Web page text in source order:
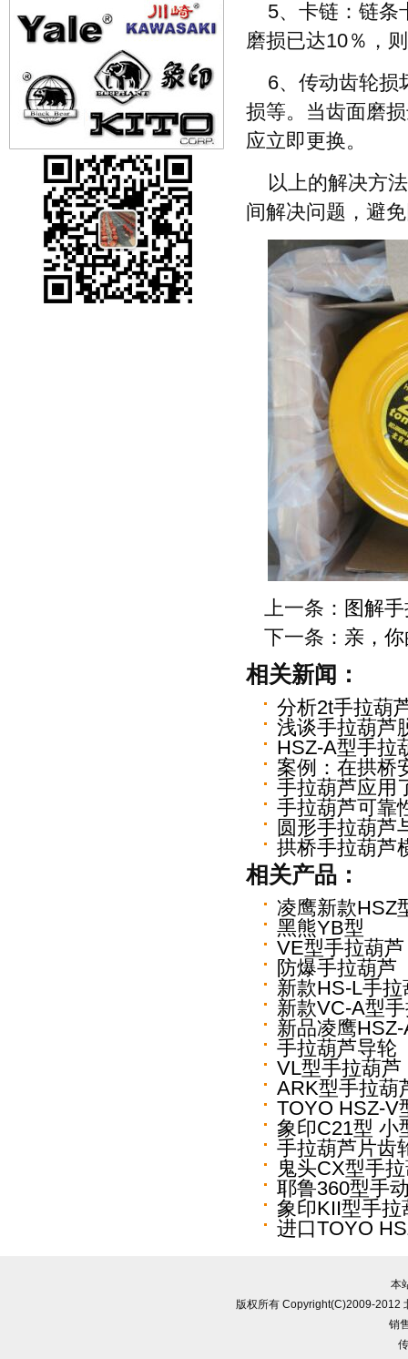
5、卡链：链条
磨损已达10％，
6、传动齿轮损
损等。当齿面磨
应立即更换。
以上的解决方
间解决问题，避
上一条： 图解
下一条： 亲，
相关新闻：
分析2t手拉葫
浅谈手拉葫芦
HSZ-A型手拉
案例：在拱桥
手拉葫芦应用
手拉葫芦可靠
圆形手拉葫芦
拱桥手拉葫芦
相关产品：
凌鹰新款HSZ
黑熊YB型
VE型手拉葫芦
防爆手拉葫芦
新款HS-L手拉
新款VC-A型
新品凌鹰
手拉葫芦导轮
VL型手拉葫芦
ARK型手拉葫
TOYO HSZ-V
象印C21型 小
手拉葫芦片齿
鬼头CX型手
耶鲁360型手
象印KII型手拉
进口TOYO
本
版权所有 Copyright(C)2009-2012
销